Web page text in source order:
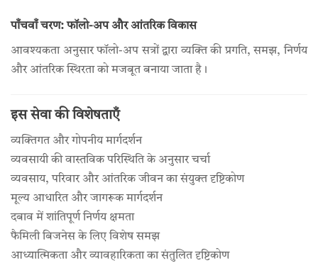
पाँचवाँ चरण: फॉलो-अप और आंतरिक विकास
आवश्यकता अनुसार फॉलो-अप सत्रों द्वारा व्यक्ति की प्रगति, समझ, निर्णय
और आंतरिक स्थिरता को मजबूत बनाया जाता है।
इस सेवा की विशेषताएँ
व्यक्तिगत और गोपनीय मार्गदर्शन
व्यवसायी की वास्तविक परिस्थिति के अनुसार चर्चा
व्यवसाय, परिवार और आंतरिक जीवन का संयुक्त दृष्टिकोण
मूल्य आधारित और जागरूक मार्गदर्शन
दबाव में शांतिपूर्ण निर्णय क्षमता
फैमिली बिजनेस के लिए विशेष समझ
आध्यात्मिकता और व्यावहारिकता का संतुलित दृष्टिकोण